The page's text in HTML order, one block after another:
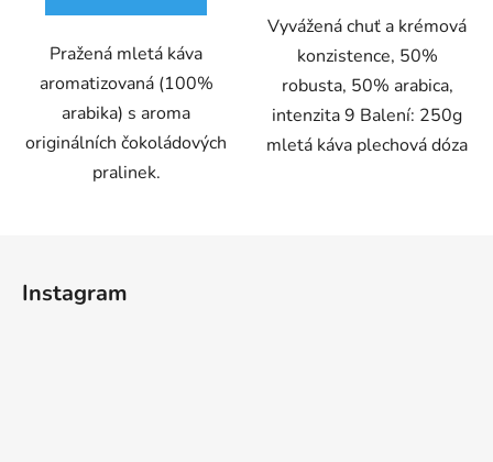
Pražená mletá káva
aromatizovaná (100%
arabika) s aroma
originálních čokoládových
pralinek.
Vyvážená chuť a krémová
konzistence, 50%
robusta, 50% arabica,
intenzita 9 Balení: 250g
mletá káva plechová dóza
Instagram